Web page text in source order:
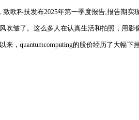
致欧科技发布2025年第一季度报告,报告期
吹皱了。这么多人在认真生活和拍照，用
来，quantumcomputing的股价经历了大幅